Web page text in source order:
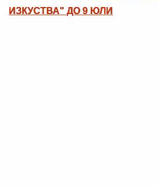
ИЗКУСТВА" ДО 9 ЮЛИ